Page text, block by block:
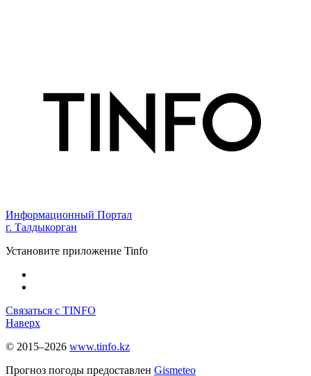
Информационный Портал
г. Талдыкорган
Установите приложение Tinfo
Связаться с TINFO
Наверх
© 2015–2026 www.tinfo.kz
Прогноз погоды предоставлен Gismeteo